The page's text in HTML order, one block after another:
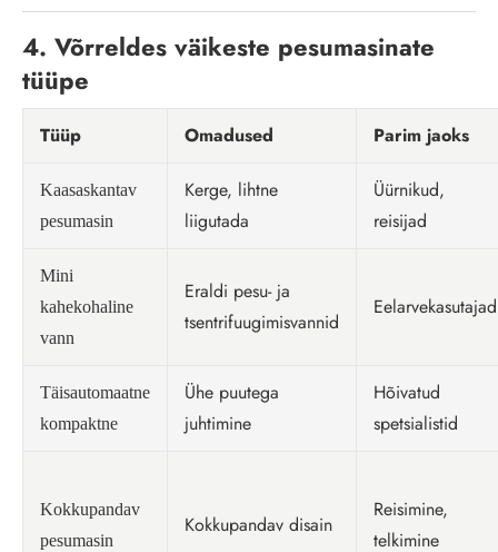
4. Võrreldes väikeste pesumasinate
tüüpe
Tüüp Omadused Parim jaoks
Kaasaskantav
pesumasin
Kerge, lihtne
liigutada
Üürnikud,
reisijad
Mini
kahekohaline
vann
Eraldi pesu- ja
tsentrifuugimisvannid
Eelarvekasutajad
Täisautomaatne
kompaktne
Ühe puutega
juhtimine
Hõivatud
spetsialistid
Kokkupandav
pesumasin
Kokkupandav disain
Reisimine,
telkimine